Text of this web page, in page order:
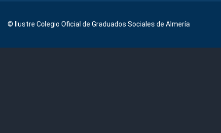
© Ilustre Colegio Oficial de Graduados Sociales de Almería